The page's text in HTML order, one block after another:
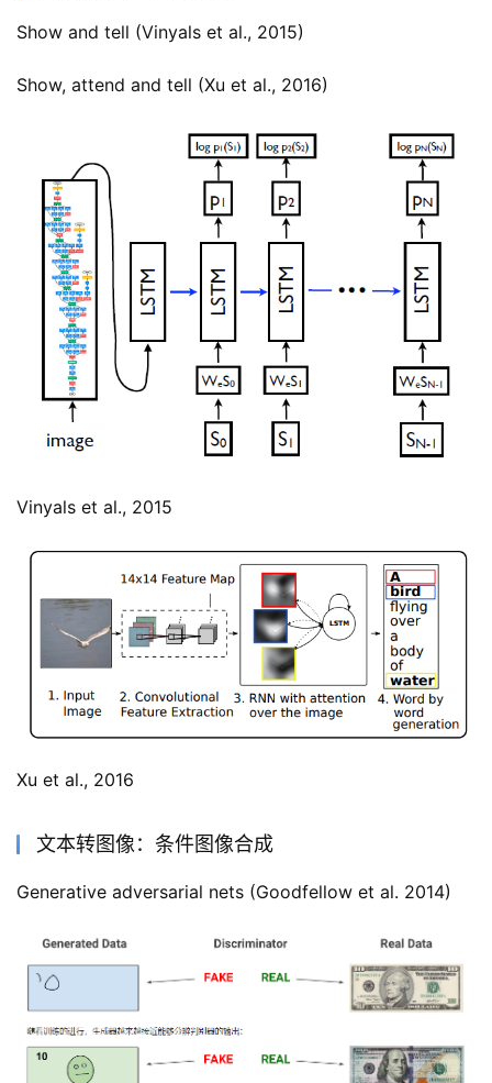
Show and tell (Vinyals et al., 2015)
Show, attend and tell (Xu et al., 2016)
Vinyals et al., 2015
Xu et al., 2016
文本转图像：条件图像合成
Generative adversarial nets (Goodfellow et al. 2014)